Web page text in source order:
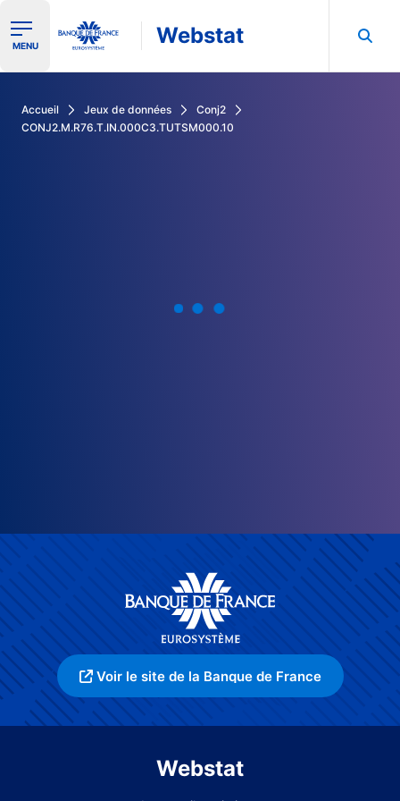
Ouvrir le menu de navigation
MENU Webstat
Accueil Jeux de données
Conj2
CONJ2.M.R76.T.IN.000C3.TUTSM000.10
Voir le site de la Banque de France
Webstat